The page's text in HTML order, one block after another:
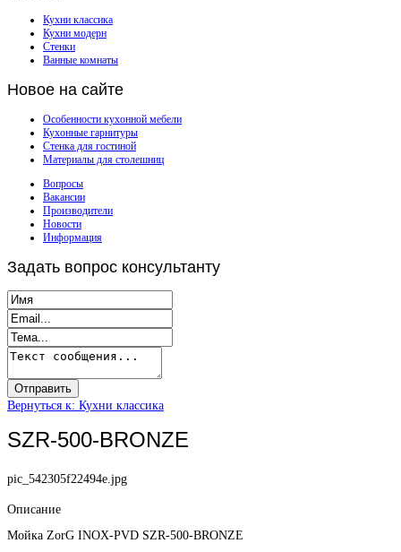
Кухни классика
Кухни модерн
Стенки
Ванные комнаты
Новое на сайте
Особенности кухонной мебели
Кухонные гарнитуры
Стенка для гостиной
Материалы для столешниц
Вопросы
Вакансии
Производители
Новости
Информация
Задать вопрос консультанту
Вернуться к: Кухни классика
SZR-500-BRONZE
pic_542305f22494e.jpg
Описание
Мойка ZorG INOX-PVD SZR-500-BRONZE